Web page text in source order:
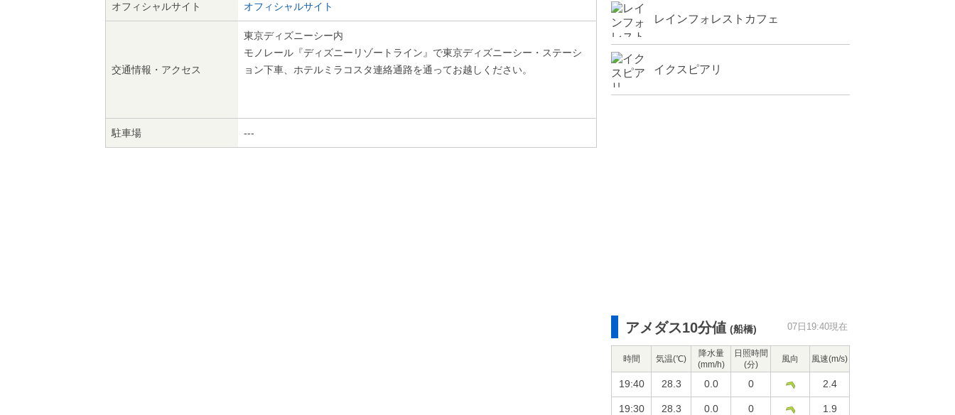
オフィシャルサイト オフィシャルサイト
交通情報・アクセス
東京ディズニーシー内
モノレール『ディズニーリゾートライン』で東京ディズニーシー・ステーシ
ョン下車、ホテルミラコスタ連絡通路を通ってお越しください。
駐車場 ---
レインフォレストカフェ
イクスピアリ
アメダス10分値 (船橋) 07日19:40現在
時間 気温(℃)
降水量
(mm/h)
日照時間
(分)
風向 風速(m/s)
19:40 28.3 0.0 0 2.4
19:30 28.3 0.0 0 1.9